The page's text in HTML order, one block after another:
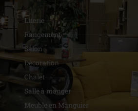
Literie
Rangement
Salon
Décoration
Chalet
Salle à manger
Meuble en Manguier